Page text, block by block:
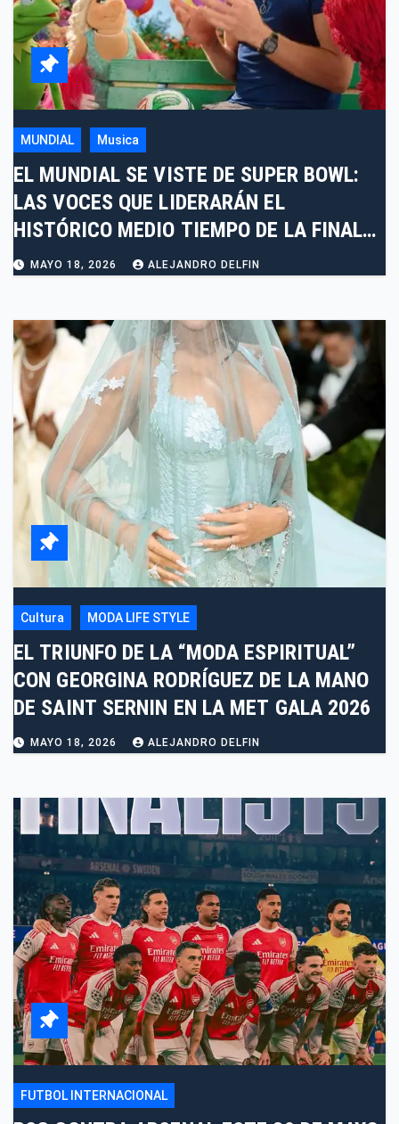
MUNDIAL Musica
EL MUNDIAL SE VISTE DE SUPER BOWL:
LAS VOCES QUE LIDERARÁN EL
HISTÓRICO MEDIO TIEMPO DE LA FINAL
2026
MAYO 18, 2026 ALEJANDRO DELFIN
Cultura MODA LIFE STYLE
EL TRIUNFO DE LA “MODA ESPIRITUAL”
CON GEORGINA RODRÍGUEZ DE LA MANO
DE SAINT SERNIN EN LA MET GALA 2026
MAYO 18, 2026 ALEJANDRO DELFIN
FUTBOL INTERNACIONAL